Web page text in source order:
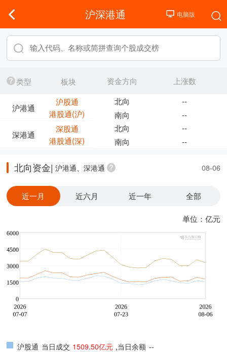
沪深港通
类型 板块
沪港通
沪股通
港股通(沪)
深港通
深股通
港股通(深)
资金方向
上涨数
北向
--
南向
--
北向
--
南向
--
北向资金| 沪港通、深港通 08-06
近一月 近六月 近一年 全部
单位：亿元
沪股通 当日成交 1509.50亿元 ,当日余额 --